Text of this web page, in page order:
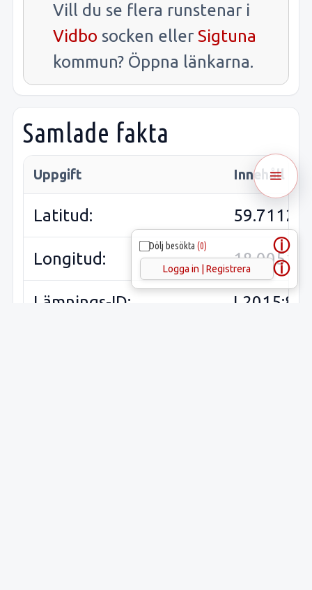
Dölj besökta (0) ⓘ
Logga in | Registrera ⓘ
Vill du se flera runstenar i
Vidbo socken eller Sigtuna
kommun? Öppna länkarna.
Samlade fakta
Uppgift Innehåll
Latitud:
Longitud:
Lämnings-ID: